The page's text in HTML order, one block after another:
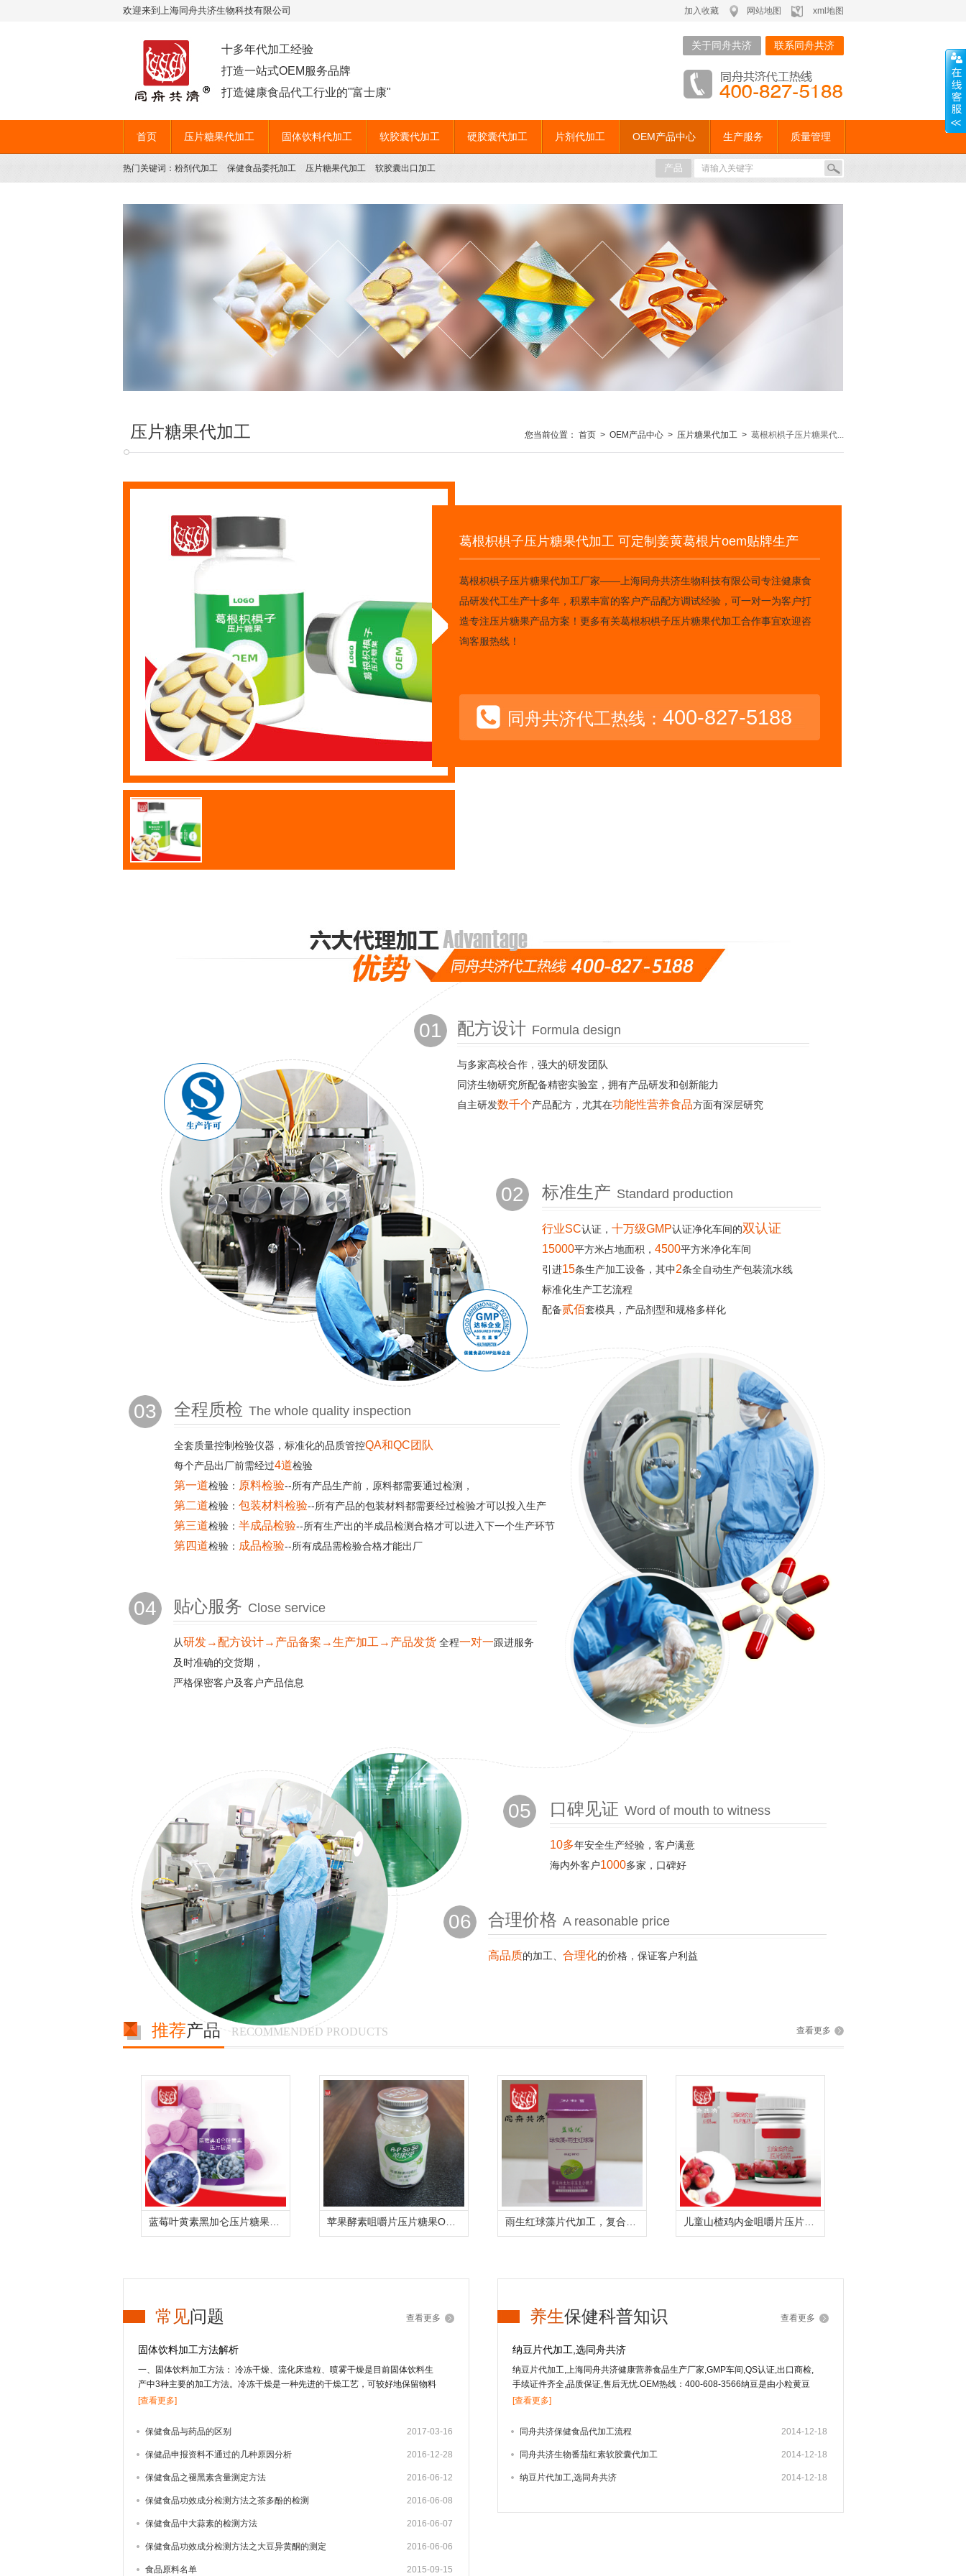
欢迎来到上海同舟共济生物科技有限公司 加入收藏 网站地图 xml地图
十多年代加工经验
打造一站式OEM服务品牌
打造健康食品代工行业的"富士康"
关于同舟共济 联系同舟共济
首页 压片糖果代加工 固体饮料代加工 软胶囊代加工 硬胶囊代加工 片剂代加工 OEM产品中心 生产服务 质量管理
热门关键词： 粉剂代加工 保健食品委托加工 压片糖果代加工 软胶囊出口加工 产品
压片糖果代加工 您当前位置： 首页 > OEM产品中心 > 压片糖果代加工 > 葛根枳椇子压片糖果代...
葛根枳椇子压片糖果代加工 可定制姜黄葛根片oem贴牌生产
葛根枳椇子压片糖果代加工厂家——上海同舟共济生物科技有限公司专注健康食
品研发代工生产十多年，积累丰富的客户产品配方调试经验，可一对一为客户打
造专注压片糖果产品方案！更多有关葛根枳椇子压片糖果代加工合作事宜欢迎咨
询客服热线！
同舟共济代工热线： 400-827-5188
01 配方设计 Formula design
与多家高校合作，强大的研发团队
同济生物研究所配备精密实验室，拥有产品研发和创新能力
自主研发数千个产品配方，尤其在功能性营养食品方面有深层研究
02 标准生产 Standard production
行业SC认证， 十万级GMP认证净化车间的双认证
15000平方米占地面积， 4500平方米净化车间
引进15条生产加工设备，其中2条全自动生产包装流水线
标准化生产工艺流程
配备贰佰套模具，产品剂型和规格多样化
03 全程质检 The whole quality inspection
全套质量控制检验仪器，标准化的品质管控QA和QC团队
每个产品出厂前需经过4道检验
第一道检验： 原料检验--所有产品生产前，原料都需要通过检测，
第二道检验： 包装材料检验--所有产品的包装材料都需要经过检验才可以投入生产
第三道检验： 半成品检验--所有生产出的半成品检测合格才可以进入下一个生产环节
第四道检验： 成品检验--所有成品需检验合格才能出厂
04 贴心服务 Close service
从研发→配方设计→产品备案→生产加工→产品发货全程一对一跟进服务
及时准确的交货期，
严格保密客户及客户产品信息
05 口碑见证 Word of mouth to witness
10多年安全生产经验，客户满意
海内外客户1000多家，口碑好
06 合理价格 A reasonable price
高品质的加工、 合理化的价格，保证客户利益
推荐产品 RECOMMENDED PRODUCTS 查看更多
蓝莓叶黄素黑加仑压片糖果代加工 定制配方委托贴牌生产 苹果酵素咀嚼片压片糖果OEM代加工厂家 儿童山楂鸡内金咀嚼片压片糖果oem委托贴牌代加工厂家
常见问题 查看更多
固体饮料加工方法解析
一、固体饮料加工方法： 冷冻干燥、流化床造粒、喷雾干燥是目前固体饮料生
产中3种主要的加工方法。冷冻干燥是一种先进的干燥工艺，可较好地保留物料
的营养及风味成分，但投资高，应用受到限制；流化床造粒适合于低果汁或不含
热温度低、时间短，能较好地保留物料的营养及风味成分。固体饮料的其它加工
结成固体的冰，在真空条件下，使水直接升华变成水蒸汽逸出，从而把水从物料
法生产固体饮料还很少，只有少部分附加值较高的产品如速溶茶粉、咖啡粉中应
用。2、流化床造粒 造粒技术有湿法造粒、干法造粒、快速搅拌制粒技术以及流
干燥等3个步骤在密闭容器内一次完成的新型制粒技术，可大大减少辅料量，制
出的颗粒大小均匀，效果好。1959年，美国威斯康星州的Wurster博士首先提出
于20世纪80年代相...
[查看更多]
保健食品与药品的区别 2017-03-16
保健品申报资料不通过的几种原因分析 2016-12-28
保健食品之褪黑素含量测定方法 2016-06-12
保健食品功效成分检测方法之茶多酚的检测 2016-06-08
保健食品中大蒜素的检测方法 2016-06-07
保健食品功效成分检测方法之大豆异黄酮的测定 2016-06-06
食品原料名单 2015-09-15
养生保健科普知识 查看更多
纳豆片代加工,选同舟共济
纳豆片代加工,上海同舟共济健康营养食品生产厂家,GMP车间,QS认证,出口商检,
手续证件齐全,品质保证,售后无忧.OEM热线：400-608-3566纳豆是由小粒黄豆
经纳豆菌发酵而成的一种微生态、健康食品。
[查看更多]
同舟共济保健食品代加工流程 2014-12-18
同舟共济生物番茄红素软胶囊代加工 2014-12-18
纳豆片代加工,选同舟共济 2014-12-18